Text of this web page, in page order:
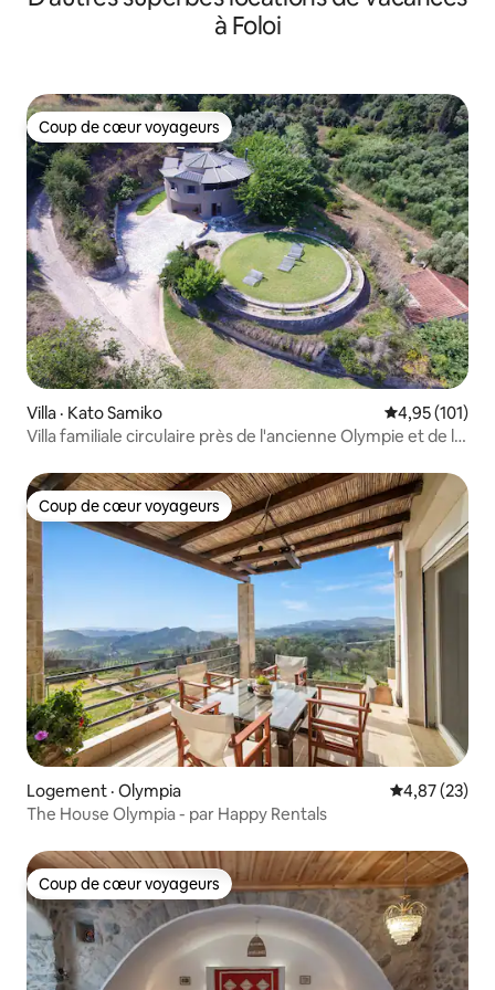
à Foloi
Coup de cœur voyageurs
Coup de cœur voyageurs
Villa · Kato Samiko Note
4,95 (101)
Villa familiale circulaire près de l'ancienne Olympie et de la
Coup de cœur voyageurs
Coup de cœur voyageurs
Logement · Olympia Note
4,87 (23)
The House Olympia - par Happy Rentals
Coup de cœur voyageurs
Coup de cœur voyageurs